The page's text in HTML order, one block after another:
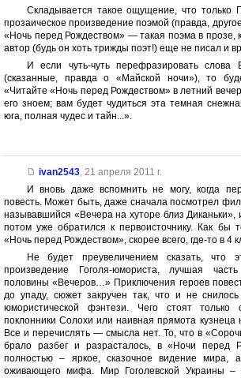
Складывается такое ощущение, что только
прозаическое произведение поэмой (правда,
«Ночь перед Рождеством» — такая поэма в прозе,
автор (будь он хоть трижды поэт!) еще не писал и
И если чуть-чуть перефразировать слова
(сказанные, правда о «Майской ночи»), то
«Читайте «Ночь перед Рождеством» в летний
его зноем; вам будет чудиться эта темная
юга, полная чудес и тайн...».
ivan2543, 21 апреля 2011 г.
И вновь даже вспомнить не могу, когда
повесть. Может быть, даже сначала посмотрел
называвшийся «Вечера на хуторе близ
потом уже обратился к первоисточнику. Как бы
«Ночь перед Рождеством», скорее всего, где-то в 4
Не будет преувеличением сказать, что
произведение Гоголя-юмориста, лучшая
половины «Вечеров…» Приключения героев
до упаду, сюжет закручен так, что и не
юмористической фэнтези. Чего стоят
поклонники Солохи или наивная прямота
Все и перечислять — смысла нет. То, что в
брало разбег и разрасталось, в «Ночи перед
полностью – яркое, сказочное видение мира,
оживающего мифа. Мир Гоголевской Украины –